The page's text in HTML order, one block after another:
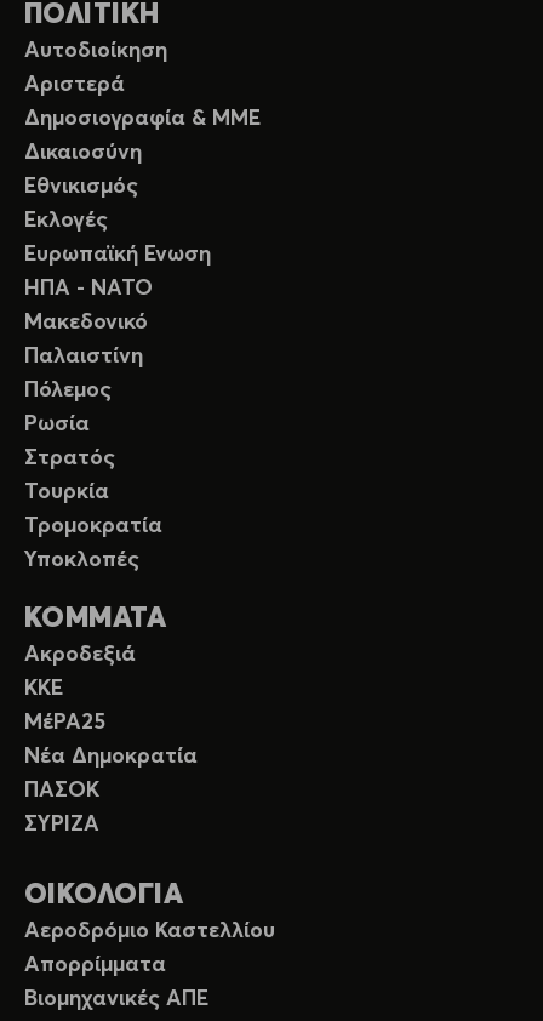
ΠΟΛΙΤΙΚΗ
Αυτοδιοίκηση
Αριστερά
Δημοσιογραφία & ΜΜΕ
Δικαιοσύνη
Εθνικισμός
Εκλογές
Ευρωπαϊκή Ενωση
ΗΠΑ - ΝΑΤΟ
Μακεδονικό
Παλαιστίνη
Πόλεμος
Ρωσία
Στρατός
Τουρκία
Τρομοκρατία
Υποκλοπές
ΚΟΜΜΑΤΑ
Ακροδεξιά
ΚΚΕ
ΜέΡΑ25
Νέα Δημοκρατία
ΠΑΣΟΚ
ΣΥΡΙΖΑ
ΟΙΚΟΛΟΓΙΑ
Αεροδρόμιο Καστελλίου
Απορρίμματα
Βιομηχανικές ΑΠΕ